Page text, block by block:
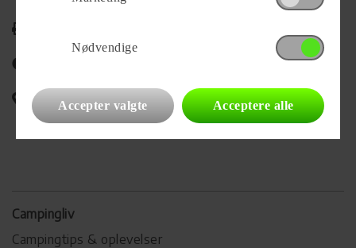
Campingvognens placering
Campingliv
Campingtips & oplevelser
Nødvendige
Accepter valgte Acceptere alle